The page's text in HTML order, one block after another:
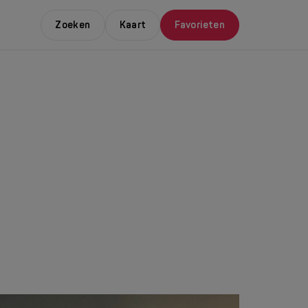
Zoeken Kaart Favorieten